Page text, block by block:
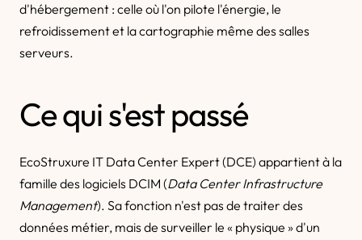
d'hébergement : celle où l'on pilote l'énergie, le
refroidissement et la cartographie même des salles
serveurs.
Ce qui s'est passé
EcoStruxure IT Data Center Expert (DCE) appartient à la
famille des logiciels DCIM (Data Center Infrastructure
Management). Sa fonction n'est pas de traiter des
données métier, mais de surveiller le « physique » d'un